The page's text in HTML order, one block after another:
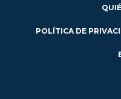
POLÍTICA DE